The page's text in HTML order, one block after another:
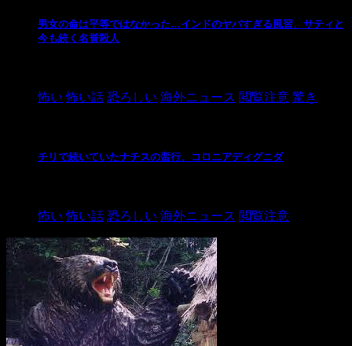
男女の命は平等ではなかった…インドのヤバすぎる風習、サティと
今も続く名誉殺人
怖い 怖い話 恐ろしい 海外ニュース 閲覧注意 驚き
チリで続いていたナチスの蛮行、コロニアディグニダ
怖い 怖い話 恐ろしい 海外ニュース 閲覧注意